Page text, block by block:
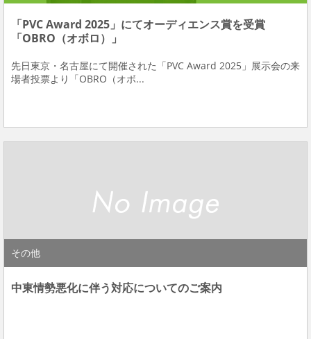
「PVC Award 2025」にてオーディエンス賞を受賞
「OBRO（オボロ）」
先日東京・名古屋にて開催された「PVC Award 2025」展示会の来
場者投票より「OBRO（オボ...
その他
中東情勢悪化に伴う対応についてのご案内